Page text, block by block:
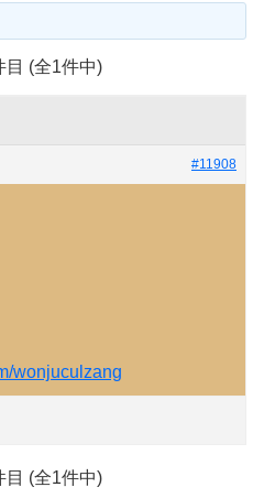
目 (全1件中)
#11908
wonjuculzang
目 (全1件中)